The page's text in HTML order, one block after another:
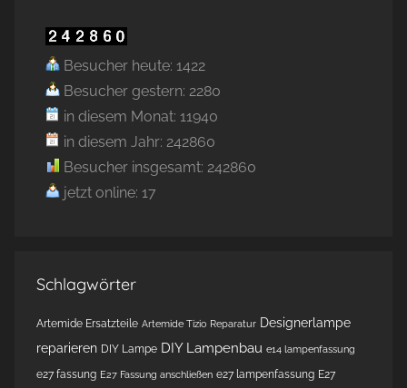
Besucher heute: 1422
Besucher gestern: 2280
in diesem Monat: 11940
in diesem Jahr: 242860
Besucher insgesamt: 242860
jetzt online: 17
Schlagwörter
Artemide Ersatzteile Artemide Tizio Reparatur Designerlampe
reparieren DIY Lampe DIY Lampenbau e14 lampenfassung
e27 fassung E27 Fassung anschließen e27 lampenfassung E27